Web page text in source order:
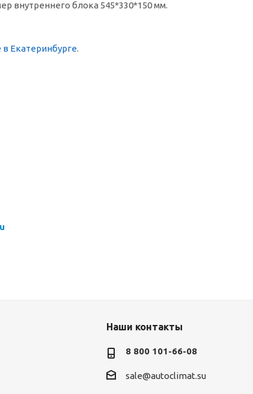
внутреннего блока 545*330*150 мм.
в Екатеринбурге.
Наши контакты
8 800 101-66-08
sale@autoclimat.su